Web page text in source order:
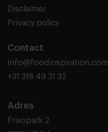
Disclaimer
Privacy policy
Contact
info@foodinspiration.com
+31 318 49 31 32
Adres
Frisopark 2